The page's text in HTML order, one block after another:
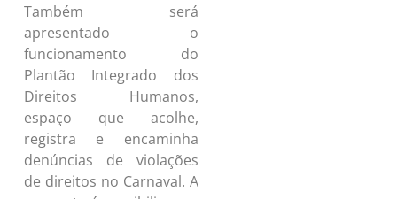
Também será
apresentado o
funcionamento do
Plantão Integrado dos
Direitos Humanos,
espaço que acolhe,
registra e encaminha
denúncias de violações
de direitos no Carnaval. A